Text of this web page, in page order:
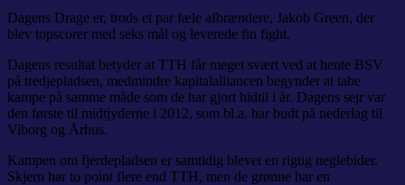
Dagens Drage er, trods et par fæle afbrændere, Jakob Green, der
blev topscorer med seks mål og leverede fin fight.
Dagens resultat betyder at TTH får meget svært ved at hente BSV
på tredjepladsen, medmindre kapitalalliancen begynder at tabe
kampe på samme måde som de har gjort hidtil i år. Dagens sejr var
den første til midtjyderne i 2012, som bl.a. har budt på nederlag til
Viborg og Århus.
Kampen om fjerdepladsen er samtidig blevet en rigtig neglebider.
Skjern har to point flere end TTH, men de grønne har en